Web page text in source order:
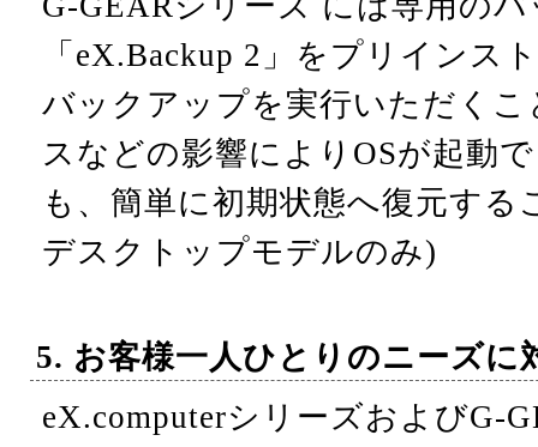
「eX.Backup 2」をプリインス
バックアップを実行いただくこ
スなどの影響によりOSが起動
も、簡単に初期状態へ復元す
デスクトップモデルのみ)
5. お客様一人ひとりのニーズに
eX.computerシリーズおよびG-